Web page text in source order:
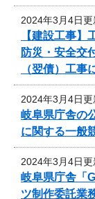
2024年3月4日更
【建設工事
防災・安全交
（翌債）工事
2024年3月4日更
岐阜県庁舎の
に関する一般
2024年3月4日更
岐阜県庁舎「
ツ制作委託業